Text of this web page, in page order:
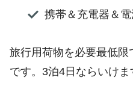
携帯＆充電器＆
旅行用荷物を必要最低
です。3泊4日ならいけま